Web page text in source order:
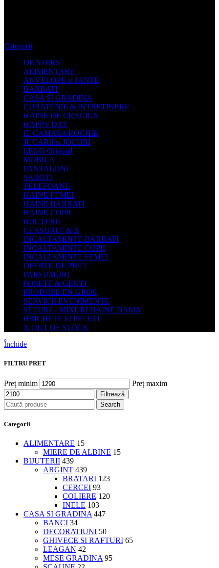
Categorii
DE STERS
ALIMENTARE
ANVELOPE si JANTE
BARBATI
CASA SI GRADINA
CURATENIE & INTRETINERE
HAINE DE CRACIUN
HAPPY DAY
IE CAMASA ROCHIE
JUCARII si JOCURI
LEGO Original
MOBILA
PANTALONI
SABOTI
TELEFOANE
HAINE FEMEI
HAINE BARBATI
HAINE COPII
BIJUTERII
CEASURI F & B
INCALTAMINTE BARBATI
INCALTAMINTE COPII
INCALTAMINTE FEMEI
OFERTE DE PRET
PARFUMURI
POSETE & GENTI
PRODUSE EN-GROS
SERVICII EVENIMENTE
SETURI – MIXURI HAINE DAMA
BRICHETE SI PELETI
X OUT OF STOCK
Închide
FILTRU PRET
Preț minim Preț maxim
Filtrează
Search
Categorii
ALIMENTARE 15
MIERE DE ALBINE 15
BIJUTERII 439
ARGINT 439
BRATARI 123
CERCEI 93
COLIERE 120
INELE 103
CASA SI GRADINA 447
BANCI 34
DECORATIUNI 50
GHIVECE SI RAFTURI 65
LEAGAN 42
MESE GRADINA 95